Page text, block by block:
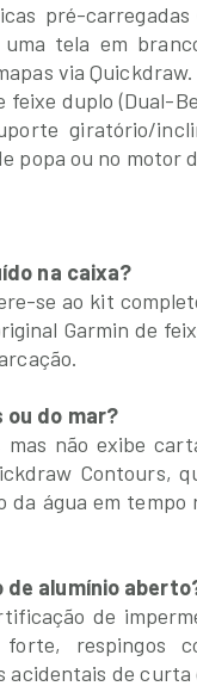
pré-carregadas
tela em
via Quickdraw.
duplo (Dual-
giratório/
popa ou no motor
na caixa?
se ao kit
Garmin de
do mar?
mas não exibe
Contours,
da água em
de alumínio
de
respingos
acidentais de